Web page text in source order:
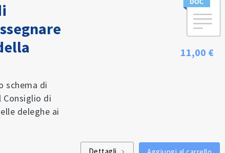
schema di
Consiglio di
deleghe ai
11,00 €